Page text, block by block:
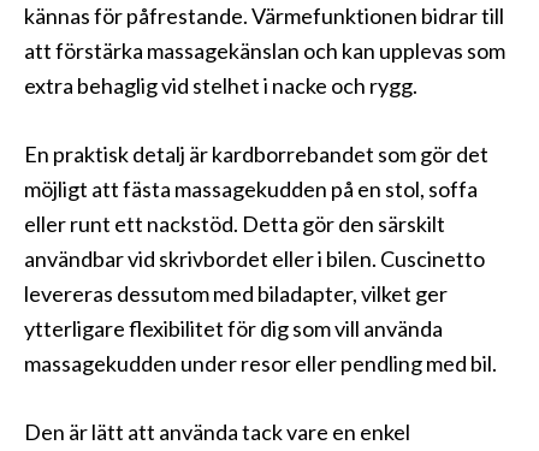
kännas för påfrestande. Värmefunktionen bidrar till
att förstärka massagekänslan och kan upplevas som
extra behaglig vid stelhet i nacke och rygg.
En praktisk detalj är kardborrebandet som gör det
möjligt att fästa massagekudden på en stol, soffa
eller runt ett nackstöd. Detta gör den särskilt
användbar vid skrivbordet eller i bilen. Cuscinetto
levereras dessutom med biladapter, vilket ger
ytterligare flexibilitet för dig som vill använda
massagekudden under resor eller pendling med bil.
Den är lätt att använda tack vare en enkel